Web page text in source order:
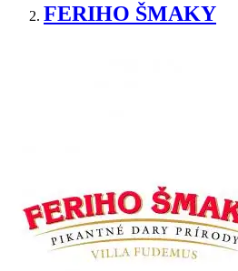
FERIHO ŠMAKY